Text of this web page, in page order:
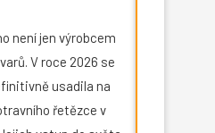
není jen výrobcem
V roce 2026 se
usadila na
řetězce v